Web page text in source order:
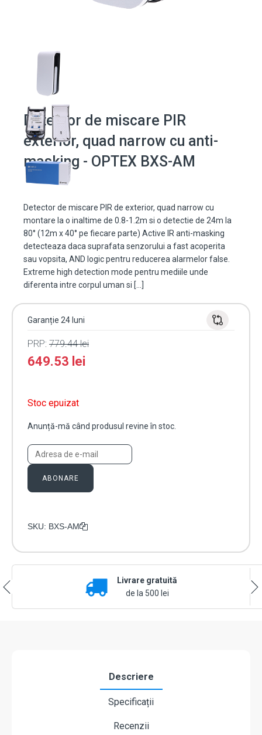
Detector de miscare PIR
exterior, quad narrow cu anti-
masking - OPTEX BXS-AM
Detector de miscare PIR de exterior, quad narrow cu
montare la o inaltime de 0.8-1.2m si o detectie de 24m la
80° (12m x 40° pe fiecare parte) Active IR anti-masking
detecteaza daca suprafata senzorului a fast acoperita
sau vopsita, AND logic pentru reducerea alarmelor false.
Extreme high detection mode pentru mediile unde
diferenta intre corpul uman si […]
Garanție 24 luni
PRP: 779.44lei
649.53 lei
Stoc epuizat
Anunță-mă când produsul revine în stoc.
ABONARE
SKU: BXS-AM
Livrare gratuită
de la 500 lei
Descriere
Specificații
Recenzii